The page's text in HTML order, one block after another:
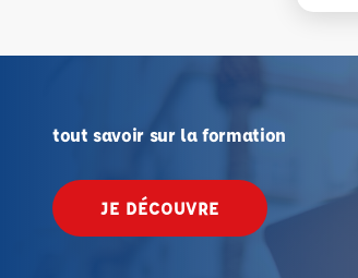
tout savoir sur la formation
JE DÉCOUVRE